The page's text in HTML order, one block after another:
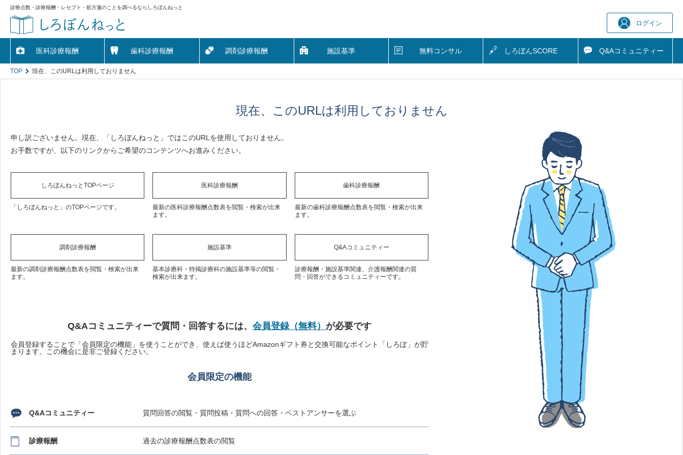
診療点数・診療報酬・レセプト・処方箋のことを調べるならしろぼんねっと
ログイン
医科診療報酬 歯科診療報酬 調剤診療報酬 施設基準 無料コンサル しろぼんSCORE Q&Aコミュニティー
TOP 現在、このURLは利用しておりません
現在、このURLは利用しておりません
申し訳ございません。現在、「しろぼんねっと」ではこのURLを使用しておりません。
お手数ですが、以下のリンクからご希望のコンテンツへお進みください。
しろぼんねっとTOPページ
「しろぼんねっと」のTOPページです。
医科診療報酬
最新の医科診療報酬点数表を閲覧・検索が出来
ます。
歯科診療報酬
最新の歯科診療報酬点数表を閲覧・検索が出来
ます。
調剤診療報酬
最新の調剤診療報酬点数表を閲覧・検索が出来
ます。
施設基準
基本診療科・特掲診療科の施設基準等の閲覧・
検索が出来ます。
Q&Aコミュニティー
診療報酬・施設基準関連、介護報酬関連の質
問・回答ができるコミュニティーです。
Q&Aコミュニティーで質問・回答するには、 会員登録（無料） が必要です
会員登録することで「会員限定の機能」を使うことができ、使えば使うほどAmazonギフト券と交換可能なポイント「しろぽ」が貯
まります。この機会に是非ご登録ください。
会員限定の機能
Q&Aコミュニティー 質問回答の閲覧・質問投稿・質問への回答・ベストアンサーを選ぶ
診療報酬 過去の診療報酬点数表の閲覧